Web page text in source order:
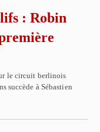
: Robin
le circuit berlinois
succède à Sébastien